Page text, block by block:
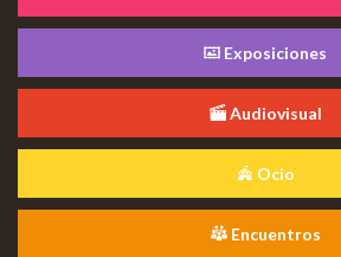
Exposiciones
Audiovisual
Ocio
Encuentros